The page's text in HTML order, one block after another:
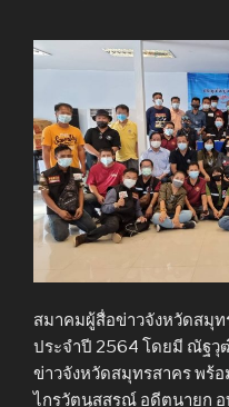
สมาคมผู้สื่อข่าวจังหวัดสมุ
ประจำปี 2564 โดยมี ณัฐวุ
ข่าวจังหวัดสมุทรสาคร พร้
ไกรวัตนุสสรณ์ อดีตนายก